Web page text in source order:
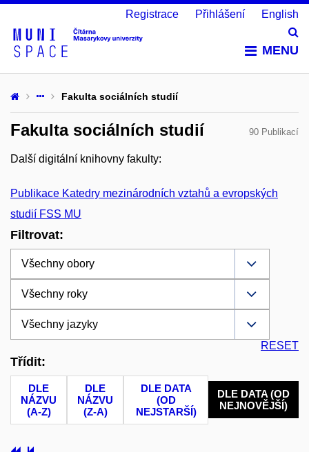
MENU
Registrace Přihlášení English
Fakulta sociálních studií
90 Publikací
Fakulta sociálních studií
Další digitální knihovny fakulty:
Publikace Katedry mezinárodních vztahů a evropských
studií FSS MU
Filtrovat:
RESET
Třídit:
DLE
NÁZVU
(A-Z)
DLE
NÁZVU
(Z-A)
DLE DATA
(OD
NEJSTARŠÍ)
DLE DATA (OD
NEJNOVĚJŠÍ)